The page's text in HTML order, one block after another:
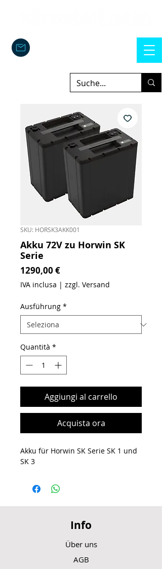
SKU: HORSK3AKK001
Akku 72V zu Horwin SK
Serie
1290,00 €Prezzo
IVA inclusa | zzgl. Versand
Ausführung *
Quantità *
Aggiungi al carrello
Acquista ora
Akku für Horwin SK Serie SK 1 und
SK 3
Info
Über uns
AGB